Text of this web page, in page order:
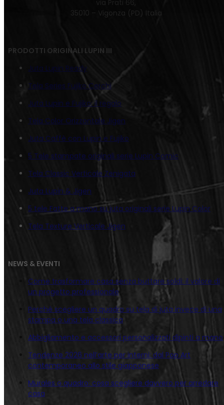
via Prati 66,
35010 – Vigonza (PD) Italia
PRODOTTI ORIGINALI LUPIN III
Juta Lupin Ready
Tela Series Fujiko Cerchi
Juta Lupin e Fujiko: il regalo
Tela Color Orizzontale Jigen
Juta Caffè con Lupin e Fujiko
5 Tele stampate originali serie Lupin Comic
Tela Classic Verticale Zenigata
Juta Lupin & Jigen
5 tele Fatte a mano su juta originali serie Lupin Color
Tela Texture Verticale Jigen
NEWS & EVENTI
Come trasformare casa senza buttare soldi: il valore di
un progetto professionale
Perché scegliere un quadro su tela di juta invece di una
stampa o una tela classica
Abbigliamento e accessori personalizzati dipinti a mano
Tendenze 2026 nell’arte per interni: dal Pop Art
contemporaneo allo stile giapponese
Murales o quadro: cosa scegliere davvero per arredare
casa